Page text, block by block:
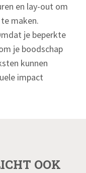
en lay-out om
maken.
je beperkte
je boodschap
kunnen
impact
OOK